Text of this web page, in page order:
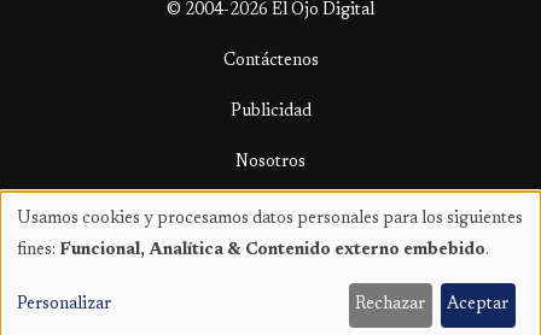
© 2004-2026 El Ojo Digital
Contáctenos
Publicidad
Nosotros
Términos y condiciones
Uso
datos
Usamos cookies y procesamos datos personales para los siguientes
fines: Funcional, Analítica & Contenido externo embebido.
Personalizar Rechazar Aceptar